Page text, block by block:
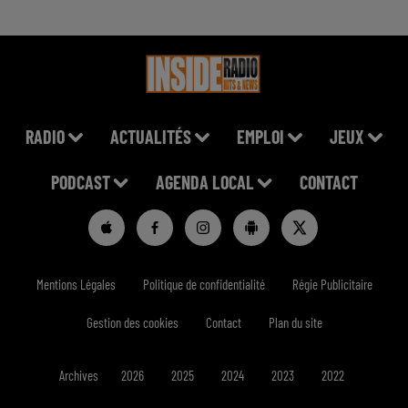
RADIO ACTUALITÉS EMPLOI JEUX
PODCAST AGENDA LOCAL CONTACT
Mentions Légales Politique de confidentialité Régie Publicitaire
Gestion des cookies Contact Plan du site
Archives 2026 2025 2024 2023 2022